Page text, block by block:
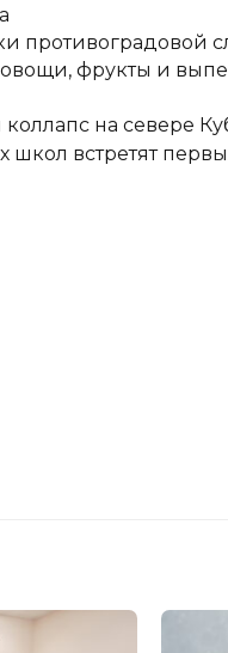
противоградовой
фрукты и
на севере
школ встретят